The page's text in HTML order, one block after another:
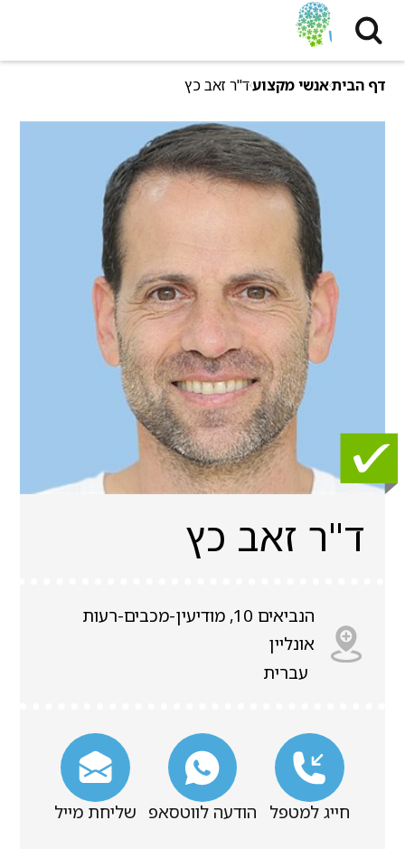
דף הביתאנשי מקצועד"ר זאב כץ‎
ד"ר זאב כץ‎
הנביאים 10, מודיעין-מכבים-רעות
אונליין
עברית
חייג למטפל הודעה לווטסאפ שליחת מייל